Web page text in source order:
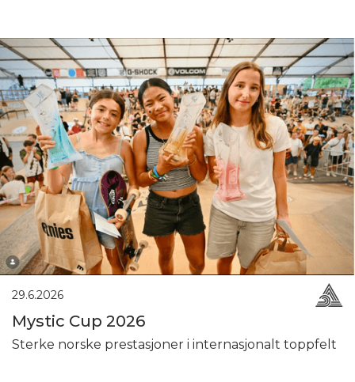
29.6.2026
Mystic Cup 2026
Sterke norske prestasjoner i internasjonalt toppfelt